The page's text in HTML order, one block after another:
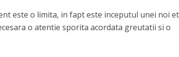
este o limita, in fapt este inceputul unei noi
o atentie sporita acordata greutatii si o